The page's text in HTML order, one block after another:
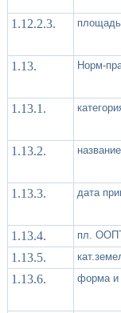
1.12.2.3. площадь
1.13. Норм-
1.13.1.
1.13.2.
1.13.3. дата
1.13.4. пл.
1.13.5.
1.13.6. форма и